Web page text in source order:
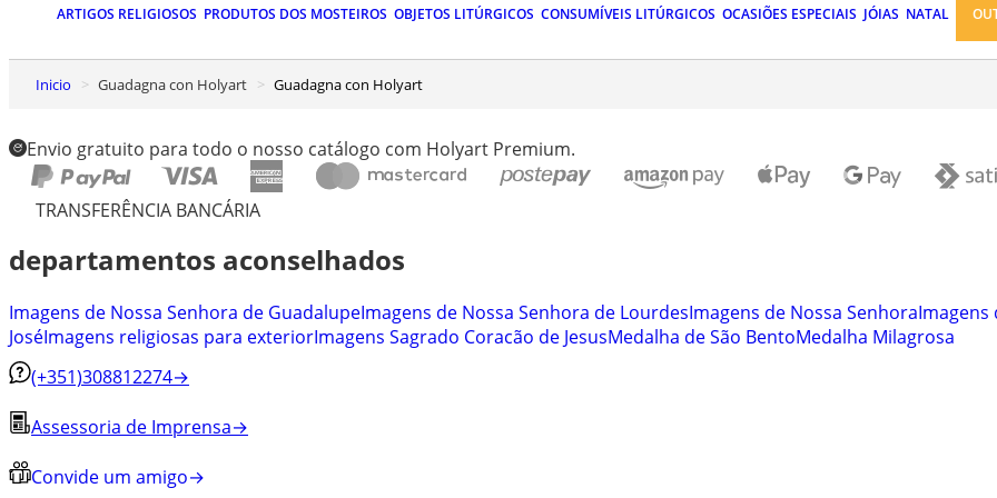
ARTIGOS RELIGIOSOS PRODUTOS DOS MOSTEIROS OBJETOS LITÚRGICOS CONSUMÍVEIS LITÚRGICOS OCASIÕES ESPECIAIS JÓIAS NATAL
Inicio Guadagna con Holyart Guadagna con Holyart
Envio gratuito para todo o nosso catálogo com Holyart Premium.
TRANSFERÊNCIA BANCÁRIA
departamentos aconselhados
Imagens de Nossa Senhora de GuadalupeImagens de Nossa Senhora de LourdesImagens de Nossa SenhoraImagens
JoséImagens religiosas para exteriorImagens Sagrado Coracão de JesusMedalha de São BentoMedalha Milagrosa
(+351)308812274→
Assessoria de Imprensa→
Convide um amigo→